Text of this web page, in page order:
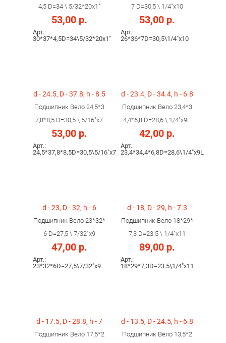
4,5 D=34 \ 5/32*20x1"
53,00 р.
Арт.:
30*37*4,5D=34\5/32*20x1"
7 D=30,5 \ 1/4"x10
53,00 р.
Арт.:
26*36*7D=30,5\1/4"x10
d - 24.5, D - 37.8, h - 8.5
Подшипник Вело 24,5*3
7,8*8,5 D=30,5 \ 5/16"х7
53,00 р.
Арт.:
24,5*37,8*8,5D=30,5\5/16"х7
d - 23.4, D - 34.4, h - 6.8
Подшипник Вело 23,4*3
4,4*6,8 D=28,6 \ 1/4"х9L
42,00 р.
Арт.:
23,4*34,4*6,8D=28,6\1/4"х9L
d - 23, D - 32, h - 6
Подшипник Вело 23*32*
6 D=27,5 \ 7/32"х9
47,00 р.
Арт.:
23*32*6D=27,5\7/32"х9
d - 18, D - 29, h - 7.3
Подшипник Вело 18*29*
7,3 D=23.5 \ 1/4"х11
89,00 р.
Арт.:
18*29*7,3D=23.5\1/4"х11
d - 17.5, D - 28.8, h - 7
Подшипник Вело 17,5*2
d - 13.5, D - 24.5, h - 6.8
Подшипник Вело 13,5*2